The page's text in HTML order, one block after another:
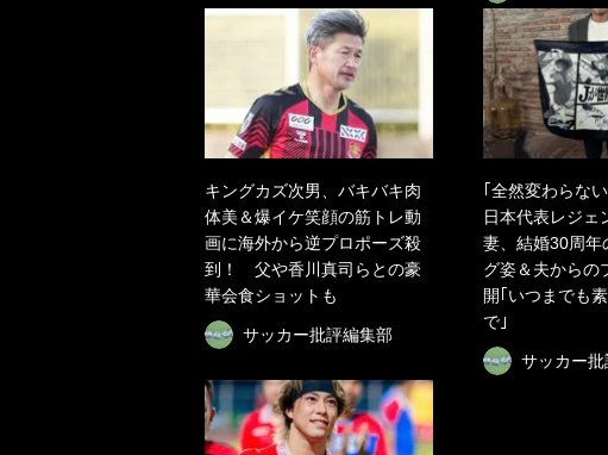
キングカズ次男、バキバキ肉
体美＆爆イケ笑顔の筋トレ動
画に海外から逆プロポーズ殺
到！ 父や香川真司らとの豪
華会食ショットも
サッカー批評編集部
｢全然変わらな
日本代表レジェ
妻、結婚30周年
グ姿＆夫からの
開｢いつまでも
で｣
サッカー